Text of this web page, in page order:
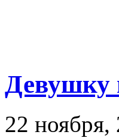
Девушку
22 ноября,